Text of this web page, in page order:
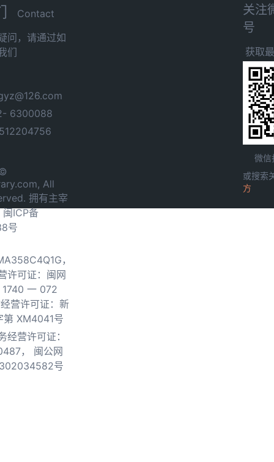
Contact
问，请通过如
们
6300088
All
拥有主宰
闽ICP备
号
，
许可证：闽网
一 072
营许可证：新
第 XM4041号
经营许可证：
，
闽公网
号
关注
号
获取
微信
或搜索
方